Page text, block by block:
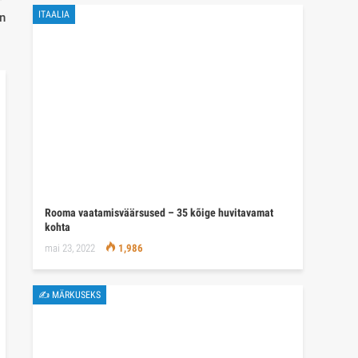
ITAALIA
Rooma vaatamisväärsused – 35 kõige huvitavamat
kohta
mai 23, 2022 1,986
✍ MÄRKUSEKS